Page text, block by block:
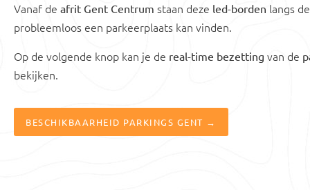
Vanaf de afrit Gent Centrum staan deze led-borden langs
probleemloos een parkeerplaats kan vinden.
Op de volgende knop kan je de real-time bezetting van de
bekijken.
BESCHIKBAARHEID PARKINGS GENT →